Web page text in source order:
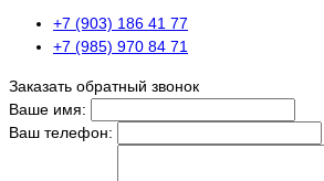
+7 (903) 186 41 77
+7 (985) 970 84 71
Заказать обратный звонок
Ваше имя:
Ваш телефон: